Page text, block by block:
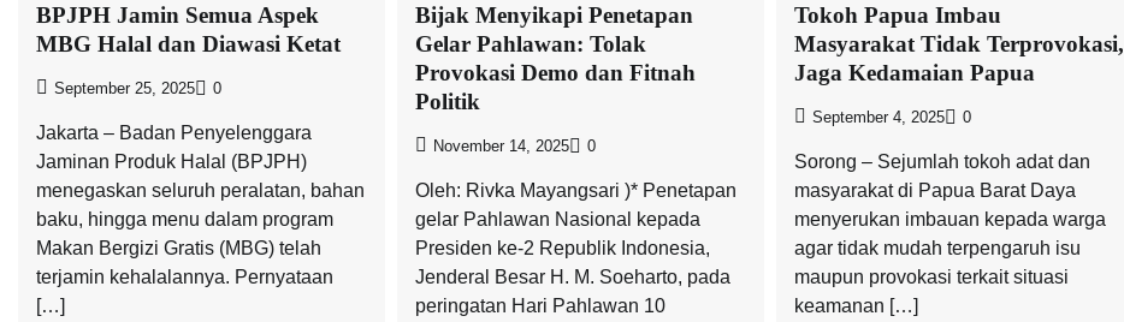
BPJPH Jamin Semua Aspek
MBG Halal dan Diawasi Ketat
September 25, 2025 0
Jakarta – Badan Penyelenggara
Jaminan Produk Halal (BPJPH)
menegaskan seluruh peralatan, bahan
baku, hingga menu dalam program
Makan Bergizi Gratis (MBG) telah
terjamin kehalalannya. Pernyataan
[…]
Bijak Menyikapi Penetapan
Gelar Pahlawan: Tolak
Provokasi Demo dan Fitnah
Politik
November 14, 2025 0
Oleh: Rivka Mayangsari )* Penetapan
gelar Pahlawan Nasional kepada
Presiden ke-2 Republik Indonesia,
Jenderal Besar H. M. Soeharto, pada
peringatan Hari Pahlawan 10
Tokoh Papua Imbau
Masyarakat Tidak Terprovokasi,
Jaga Kedamaian Papua
September 4, 2025 0
Sorong – Sejumlah tokoh adat dan
masyarakat di Papua Barat Daya
menyerukan imbauan kepada warga
agar tidak mudah terpengaruh isu
maupun provokasi terkait situasi
keamanan […]